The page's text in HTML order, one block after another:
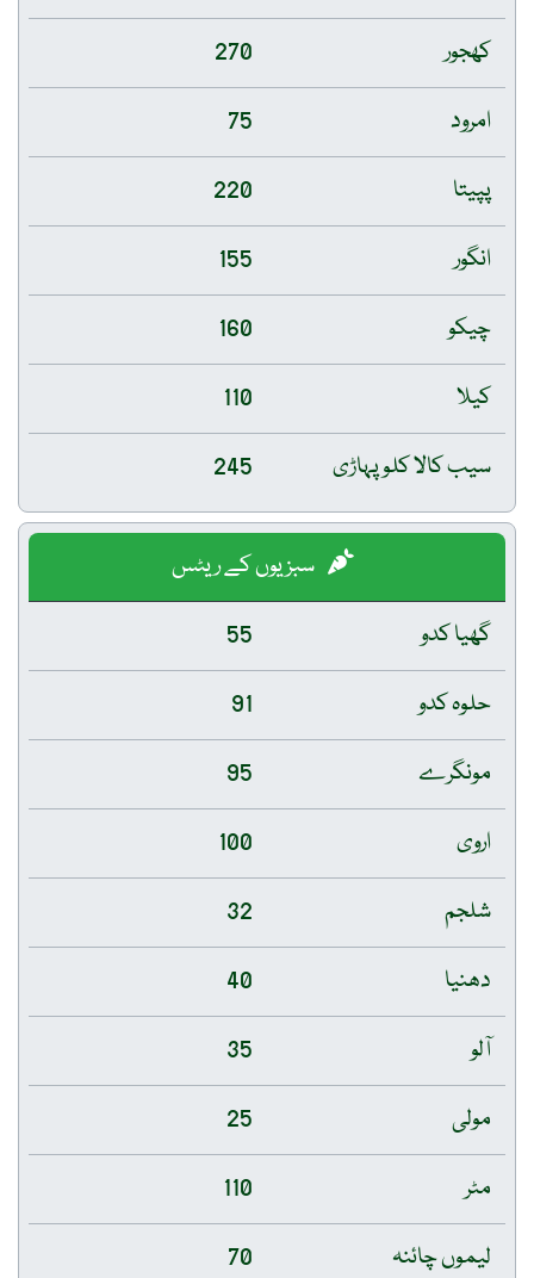
کھجور
270
امرود
75
پپیتا
220
انگور
155
چیکو
160
کیلا
110
سیب کالا کلو پہاڑی
245
سبزیوں کے ریٹس
گھیا کدو
55
حلوہ کدو
91
مونگرے
95
اروی
100
شلجم
32
دھنیا
40
آلو
35
مولی
25
مٹر
110
لیموں چائنہ
70